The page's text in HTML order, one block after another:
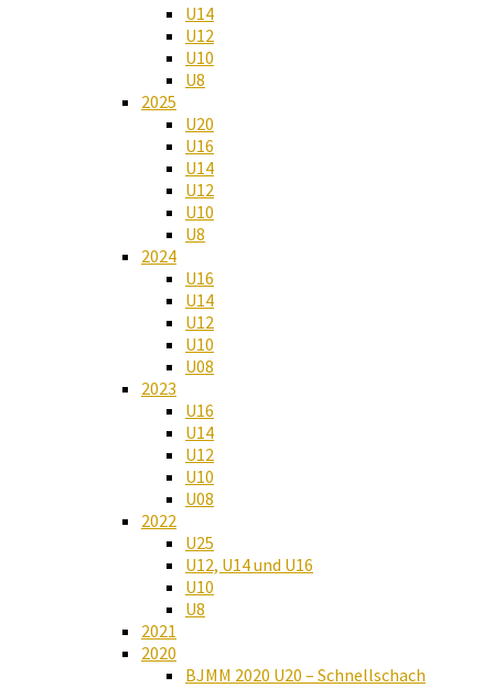
U14
U12
U10
U8
2025
U20
U16
U14
U12
U10
U8
2024
U16
U14
U12
U10
U08
2023
U16
U14
U12
U10
U08
2022
U25
U12, U14 und U16
U10
U8
2021
2020
BJMM 2020 U20 – Schnellschach